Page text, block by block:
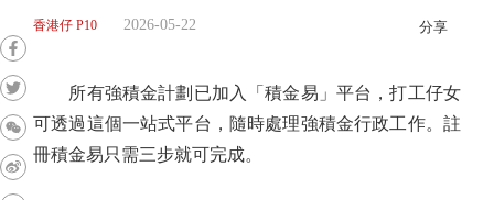
香港仔 P10 2026-05-22 分享
所有強積金計劃已加入「積金易」平台，打工仔女
可透過這個一站式平台，隨時處理強積金行政工作。註
冊積金易只需三步就可完成。